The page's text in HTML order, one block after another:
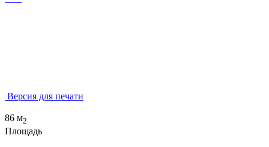
Версия для печати
86 м2
Площадь